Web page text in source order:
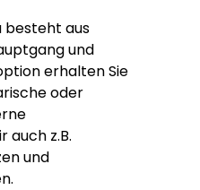
besteht aus
und
erhalten Sie
oder
auch z.B.
und